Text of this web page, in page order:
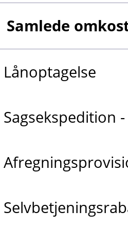
Samlede
Lånoptagelse
Sagsekspedition